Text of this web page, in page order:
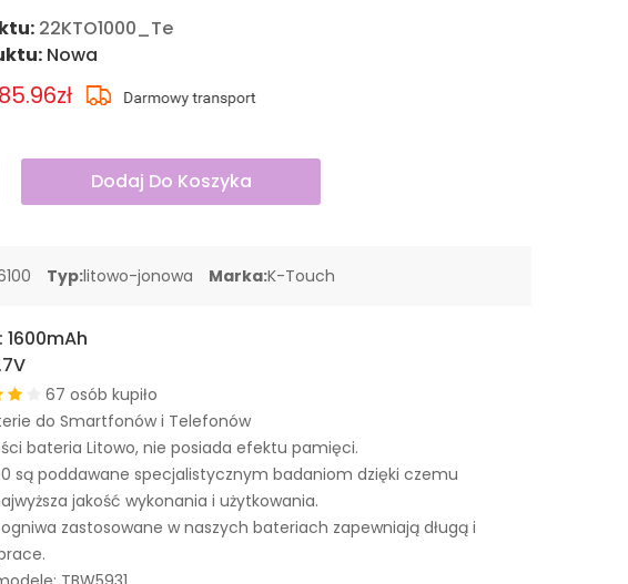
22KTO1000_Te
Nowa
85.96zł
Dodaj Do Koszyka
Typ:litowo-jonowa Marka:K-Touch
1600mAh
67 osób kupiło
do Smartfonów i Telefonów
bateria Litowo, nie posiada efektu pamięci.
są poddawane specjalistycznym badaniom dzięki czemu
jakość wykonania i użytkowania.
zastosowane w naszych bateriach zapewniają długą i